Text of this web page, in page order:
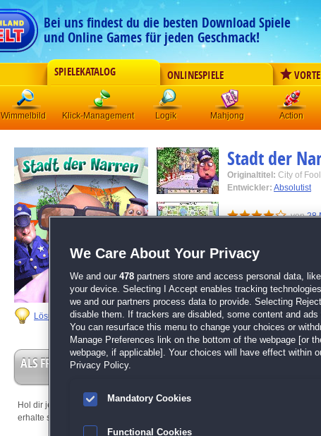
Bei uns findest du die besten Download Spiele
und Online Games für jeden Geschmack!
SPIELEKATALOG ONLINESPIELE
Wimmelbild Klick-Management Logik Mahjong Action
Lösungshilfe
Stadt der
Originaltitel: City of
Entwickler: Absolutist
von28
Erkunde eine offene
Löse mehrstufige
Entscheide dank
tun möchtest
Beeinflusse durch
ALS FREISPIEL EINLÖSEN
Hol dir jetzt deineVorteilskarte
und
erhalte sofort bis zu 15 Freispiele!
We Care About Your Privacy
We and our 478 partners store and access personal data,
your device. Selecting I Accept enables tracking
we and our partners process data to provide. Selecting
disable them. If trackers are disabled, some content and
You can resurface this menu to change your choices or
Manage Preferences link on the bottom of the webpage [or
webpage, if applicable]. Your choices will have effect within
Privacy Policy.
Mandatory Cookies
Functional Cookies